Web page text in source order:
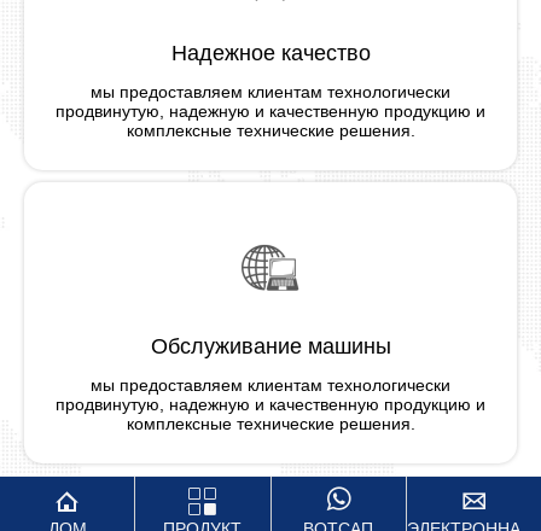
Надежное качество
мы предоставляем клиентам технологически
продвинутую, надежную и качественную продукцию и
комплексные технические решения.
Обслуживание машины
мы предоставляем клиентам технологически
продвинутую, надежную и качественную продукцию и
комплексные технические решения.
   